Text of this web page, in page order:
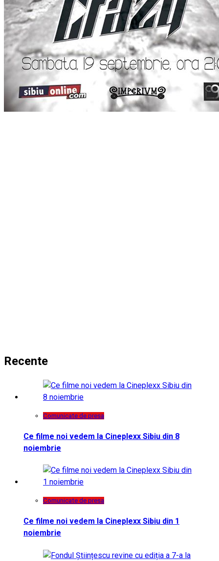
Recente
Comunicate de presa
Ce filme noi vedem la Cineplexx Sibiu din 8
noiembrie
Comunicate de presa
Ce filme noi vedem la Cineplexx Sibiu din 1
noiembrie